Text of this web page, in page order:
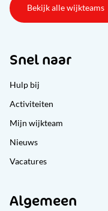
Bekijk alle wijkteams
Snel naar
Hulp bij
Activiteiten
Mijn wijkteam
Nieuws
Vacatures
Algemeen